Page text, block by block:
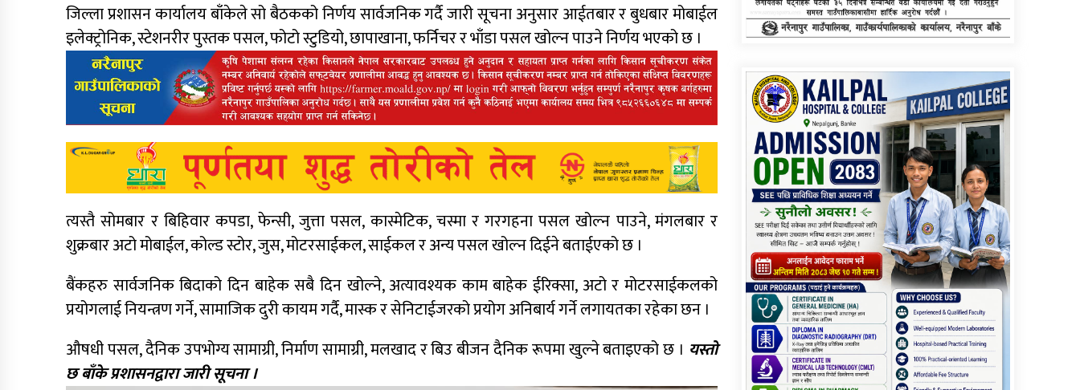
जिल्ला प्रशासन कार्यालय बाँकेले सो बैठकको निर्णय सार्वजनिक गर्दै जारी सूचना अनुसार आईतबार र बुधबार मोबाईल
इलेक्ट्रोनिक, स्टेशनरीर पुस्तक पसल, फोटो स्टुडियो, छापाखाना, फर्निचर र भाँडा पसल खोल्न पाउने निर्णय भएको छ ।
त्यस्तै सोमबार र बिहिवार कपडा, फेन्सी, जुत्ता पसल, कास्मेटिक, चस्मा र गरगहना पसल खोल्न पाउने, मंगलबार र
शुक्रबार अटो मोबाईल, कोल्ड स्टोर, जुस, मोटरसाईकल, साईकल र अन्य पसल खोल्न दिईने बताईएको छ ।
बैंकहरु सार्वजनिक बिदाको दिन बाहेक सबै दिन खोल्ने, अत्यावश्यक काम बाहेक ईरिक्सा, अटो र मोटरसाईकलको
प्रयोगलाई नियन्त्रण गर्ने, सामाजिक दुरी कायम गर्दै, मास्क र सेनिटाईजरको प्रयोग अनिबार्य गर्ने लगायतका रहेका छन ।
औषधी पसल, दैनिक उपभोग्य सामाग्री, निर्माण सामाग्री, मलखाद र बिउ बीजन दैनिक रूपमा खुल्ने बताइएको छ । यस्तो
छ बाँके प्रशासनद्वारा जारी सूचना ।